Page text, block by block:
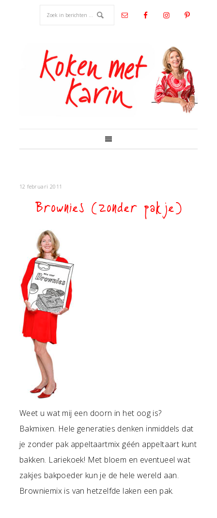
12 februari 2011
Brownies (zonder pakje)
Weet u wat mij een doorn in het oog is?
Bakmixen. Hele generaties denken inmiddels dat
je zonder pak appeltaartmix géén appeltaart kunt
bakken. Lariekoek! Met bloem en eventueel wat
zakjes bakpoeder kun je de hele wereld aan.
Browniemix is van hetzelfde laken een pak.